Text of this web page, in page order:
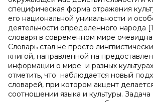
специфическая форма отражения
его национальной уникальности и
деятельности определенного народа
словаря в современном мире
Словарь стал не просто
книгой, направленной на
информации о мире и разных
отметить, что наблюдается новый
словарей, при котором акцент
соотношении языка и культуры. Задача